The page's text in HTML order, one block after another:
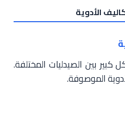
الأدوية
كبير بين الصيدليات المختلفة.
الموصوفة.